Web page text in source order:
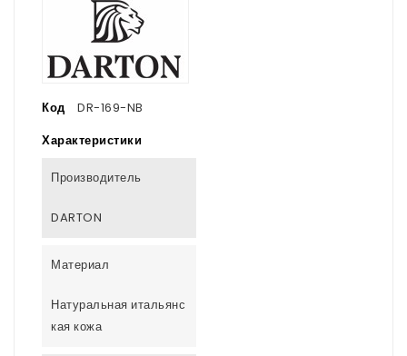
Код DR-169-NB
Характеристики
Производитель
DARTON
Материал
Натуральная итальянс
кая кожа